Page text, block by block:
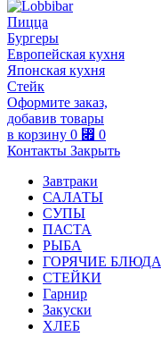
Пицца
Бургеры
Европейская кухня
Японская кухня
Стейк
Оформите заказ,
добавив товары
в корзину 0 ⃏ 0
Контакты Закрыть
Завтраки
САЛАТЫ
СУПЫ
ПАСТА
РЫБА
ГОРЯЧИЕ БЛЮДА
СТЕЙКИ
Гарнир
Закуски
ХЛЕБ